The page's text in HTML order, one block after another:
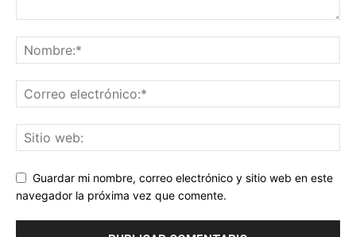
Guardar mi nombre, correo electrónico y sitio web en este
navegador la próxima vez que comente.